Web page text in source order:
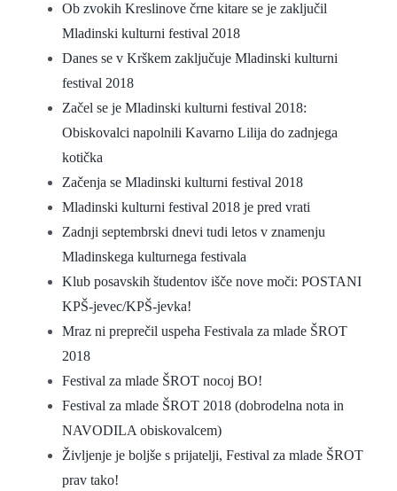
Ob zvokih Kreslinove črne kitare se je zaključil
Mladinski kulturni festival 2018
Danes se v Krškem zaključuje Mladinski kulturni
festival 2018
Začel se je Mladinski kulturni festival 2018:
Obiskovalci napolnili Kavarno Lilija do zadnjega
kotička
Začenja se Mladinski kulturni festival 2018
Mladinski kulturni festival 2018 je pred vrati
Zadnji septembrski dnevi tudi letos v znamenju
Mladinskega kulturnega festivala
Klub posavskih študentov išče nove moči: POSTANI
KPŠ-jevec/KPŠ-jevka!
Mraz ni preprečil uspeha Festivala za mlade ŠROT
2018
Festival za mlade ŠROT nocoj BO!
Festival za mlade ŠROT 2018 (dobrodelna nota in
NAVODILA obiskovalcem)
Življenje je boljše s prijatelji, Festival za mlade ŠROT
prav tako!